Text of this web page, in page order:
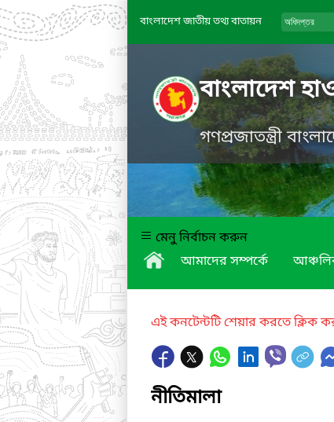
বাংলাদেশ জাতীয় তথ্য বাতায়ন
বাংলাদেশ
গণপ্রজাতন্ত্রী
মেনু নির্বাচন করুন
আমাদের সম্পর্কে
এই কনটেন্টটি শেয়ার করতে ক্লিক
নীতিমালা